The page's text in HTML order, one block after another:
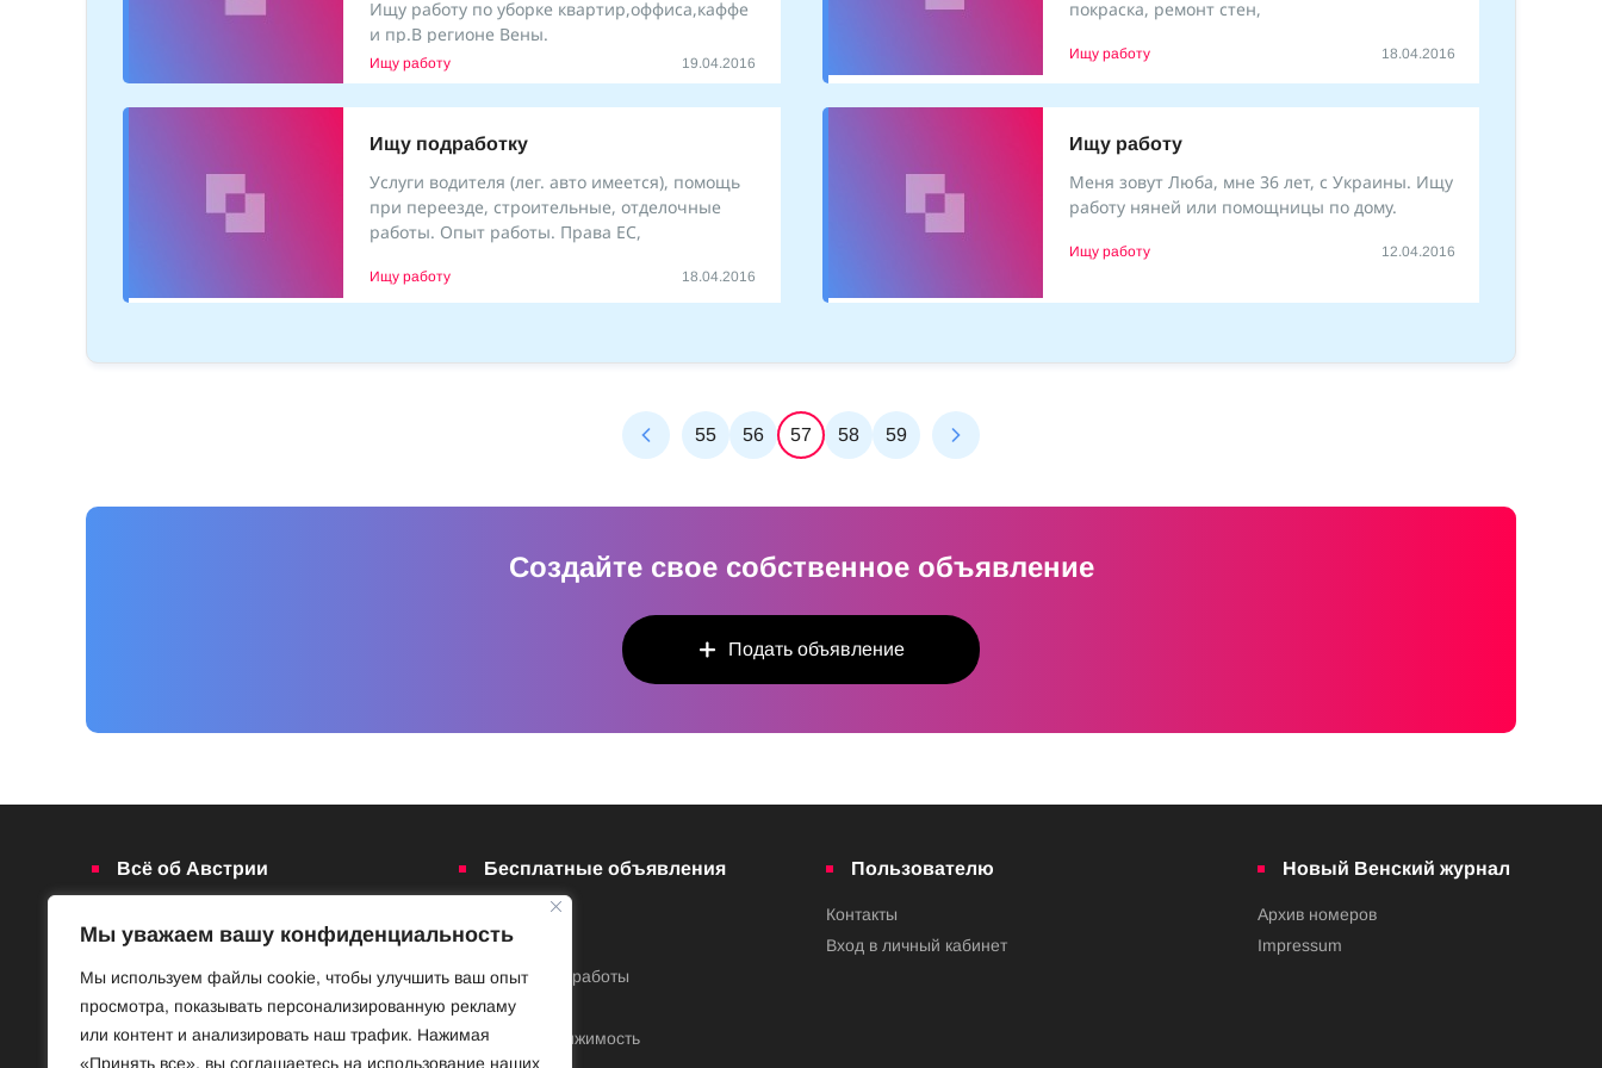
Мы уважаем вашу конфиденциальность
Мы используем файлы cookie, чтобы улучшить ваш опыт
просмотра, показывать персонализированную рекламу
или контент и анализировать наш трафик. Нажимая
«Принять все», вы соглашаетесь на использование наших
Ищу работу по уборке квартир,оффиса,каффе
и пр.В регионе Вены.
Знаю
Ищу работу 19.04.2016
покраска, ремонт стен,
Ищу работу 18.04.2016
Ищу подработку
Услуги водителя (лег. авто имеется), помощь
при переезде, строительные, отделочные
работы. Опыт работы. Права ЕС,
Ищу работу 18.04.2016
Ищу работу
Меня зовут Люба, мне 36 лет, с Украины. Ищу
работу няней или помощницы по дому.
Ищу работу 12.04.2016
55 56 57 58 59
Создайте свое собственное объявление
Подать объявление
Всё об Австрии
Законы и порядки
Нравы и обычаи
История
Наука
Бесплатные объявления
Знакомства
Предложения работы
Услуги
Частная недвижимость
Пользователю
Контакты
Вход в личный кабинет
Новый Венский журнал
Архив номеров
Impressum